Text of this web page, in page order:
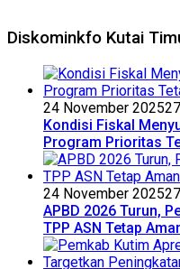
Diskominkfo Kutai
24 November 2025
Kondisi Fiskal
Program Prioritas
24 November 2025
APBD 2026 Turun,
TPP ASN Tetap